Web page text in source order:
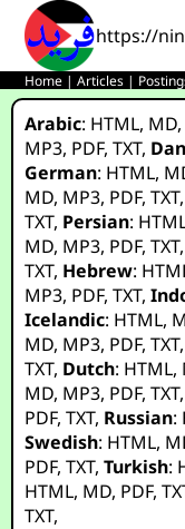
https://
Home |Articles |
Arabic: HTML, MD,
MP3, PDF,TXT,
German: HTML,
MD, MP3, PDF,TXT
TXT, Persian:
MD, MP3, PDF,TXT,
TXT, Hebrew:
MP3, PDF,TXT,
Icelandic: HTML,
MD, MP3, PDF,TXT,
TXT, Dutch: HTML,
MD, MP3, PDF,TXT,
PDF,TXT, Russian:
Swedish: HTML,
PDF,TXT,Turkish:
HTML, MD, PDF,
TXT,